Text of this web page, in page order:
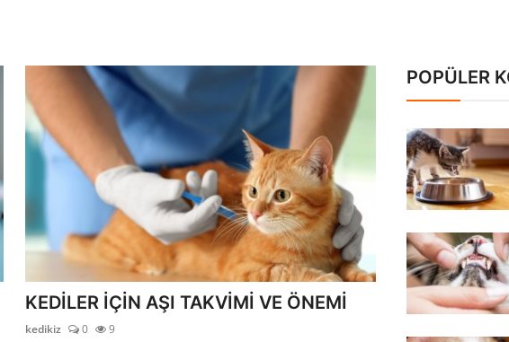
KEDİLER İÇİN AŞI TAKVİMİ VE ÖNEMİ
kedikiz 0 9
POPÜLER